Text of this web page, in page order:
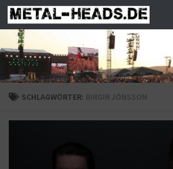
Zum Inhalt springen
SCHLAGWÖRTER: BIRGIR JÓNSSON